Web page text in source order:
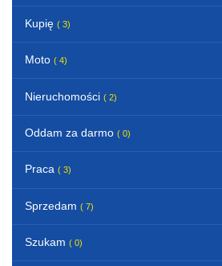
Kupię ( 3)
Moto ( 4)
Nieruchomości ( 2)
Oddam za darmo ( 0)
Praca ( 3)
Sprzedam ( 7)
Szukam ( 0)